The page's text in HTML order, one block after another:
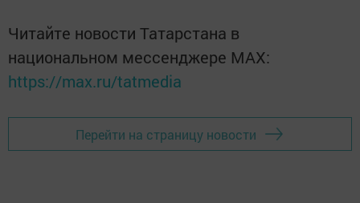
Читайте новости Татарстана в
национальном мессенджере MАХ:
https://max.ru/tatmedia
Перейти на страницу новости